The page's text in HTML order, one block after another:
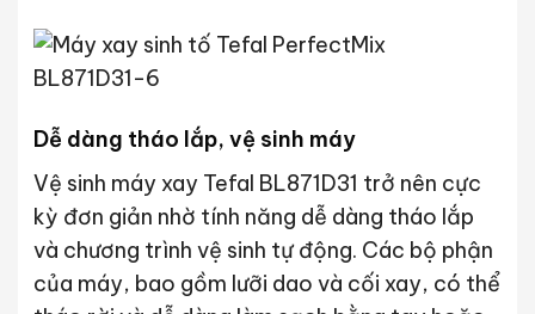
Dễ dàng tháo lắp, vệ sinh máy
Vệ sinh máy xay Tefal BL871D31 trở nên cực
kỳ đơn giản nhờ tính năng dễ dàng tháo lắp
và chương trình vệ sinh tự động. Các bộ phận
của máy, bao gồm lưỡi dao và cối xay, có thể